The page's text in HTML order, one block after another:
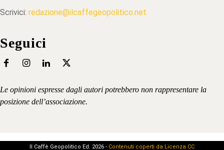
Scrivici: redazione@ilcaffegeopolitico.net
Seguici
Le opinioni espresse dagli autori potrebbero non rappresentare la
posizione dell’associazione.
Il Caffè Geopolitico Ed. 2026 - Contenuti coperti da Licenza CC